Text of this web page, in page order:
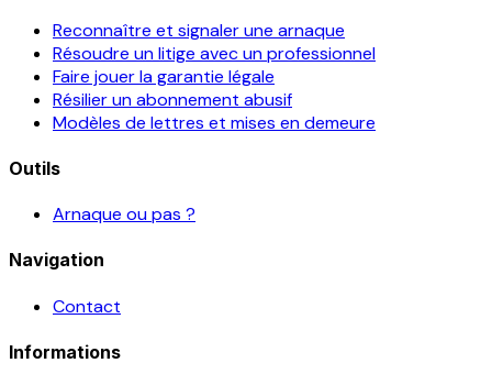
Reconnaître et signaler une arnaque
Résoudre un litige avec un professionnel
Faire jouer la garantie légale
Résilier un abonnement abusif
Modèles de lettres et mises en demeure
Outils
Arnaque ou pas ?
Navigation
Contact
Informations